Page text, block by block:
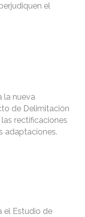
el
la nueva
de Delimitación
rectificaciones
adaptaciones.
el Estudio de